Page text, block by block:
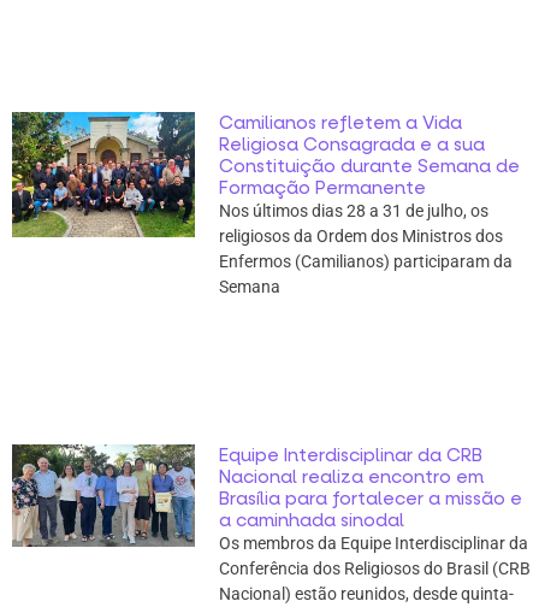
Camilianos refletem a Vida
Religiosa Consagrada e a sua
Constituição durante Semana de
Formação Permanente
Nos últimos dias 28 a 31 de julho, os
religiosos da Ordem dos Ministros dos
Enfermos (Camilianos) participaram da
Semana
Equipe Interdisciplinar da CRB
Nacional realiza encontro em
Brasília para fortalecer a missão e
a caminhada sinodal
Os membros da Equipe Interdisciplinar da
Conferência dos Religiosos do Brasil (CRB
Nacional) estão reunidos, desde quinta-